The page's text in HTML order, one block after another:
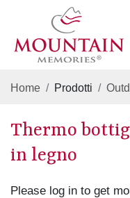
Home Prodotti
Thermo
in legno
Please log in to get